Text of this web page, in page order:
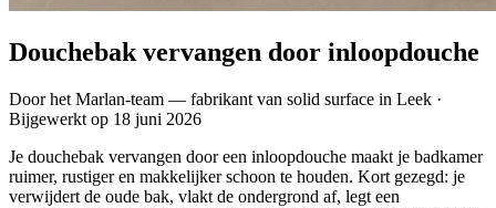
Douchebak vervangen door inloopdouche
Door het Marlan-team — fabrikant van solid surface in Leek ·
Bijgewerkt op 18 juni 2026
Je douchebak vervangen door een inloopdouche maakt je badkamer
ruimer, rustiger en makkelijker schoon te houden. Kort gezegd: je
verwijdert de oude bak, vlakt de ondergrond af, legt een